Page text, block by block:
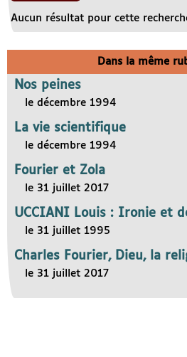
Aucun résultat pour cette
Dans la même
Nos peines
le décembre 1994
La vie scientifique
le décembre 1994
Fourier et Zola
le 31 juillet 2017
UCCIANI Louis : Ironie et
le 31 juillet 1995
Charles Fourier, Dieu, la
le 31 juillet 2017